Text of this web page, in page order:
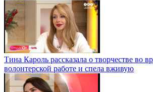
Тина Кароль рассказала о творчестве во
волонтерской работе и спела вживую